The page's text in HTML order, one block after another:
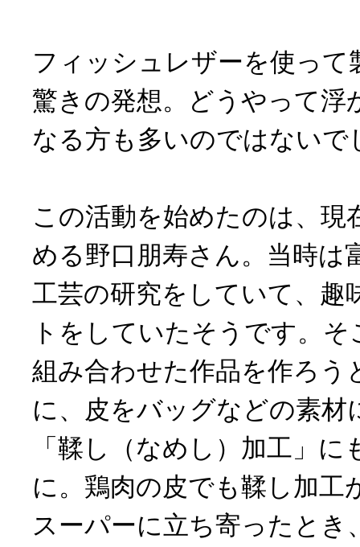
フィッシュレザーを使って
驚きの発想。どうやって浮
なる方も多いのではないで
この活動を始めたのは、現
める野口朋寿さん。当時は
工芸の研究をしていて、趣
トをしていたそうです。
組み合わせた作品を作ろう
に、皮をバッグなどの素材
「鞣し（なめし）加工」
に。鶏肉の皮でも鞣し加工
スーパーに立ち寄ったとき